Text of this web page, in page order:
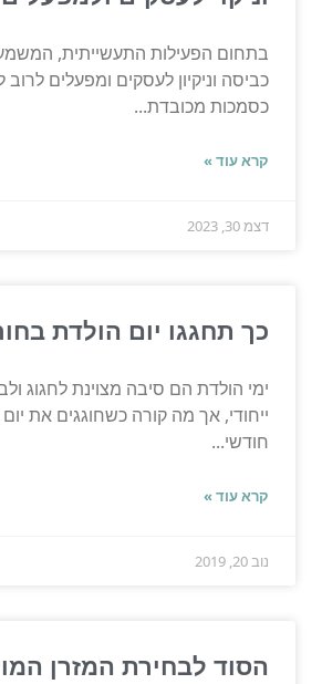
בתחום הפעילות התעשייתית,
כביסה וניקיון לעסקים ומפעלים
כסמכות מכובדת...
קרא עוד »
דצמ 30, 2023
כך תחגגו יום הולדת
ימי הולדת הם סיבה מצוינת לחגוג
ייחודי, אך מה קורה כשחוגגים את
חודשי...
קרא עוד »
נוב 20, 2019
הסוד לבחירת המזרן